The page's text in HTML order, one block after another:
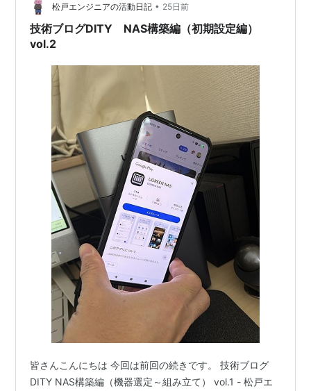
ますね。 そのエージェントさんが、案件を探してくれ
て、単価交渉や福利厚生の提供もしてくれます。 その
分、エージェントさんには毎月契約…
松戸エンジニアの活動日記 • 25日前
技術ブログDITY NAS構築編（初期設定編）
vol.2
皆さんこんにちは 今回は前回の続きです。 技術ブログ
DITY NAS構築編（機器選定～組み立て） vol.1 - 松戸エ